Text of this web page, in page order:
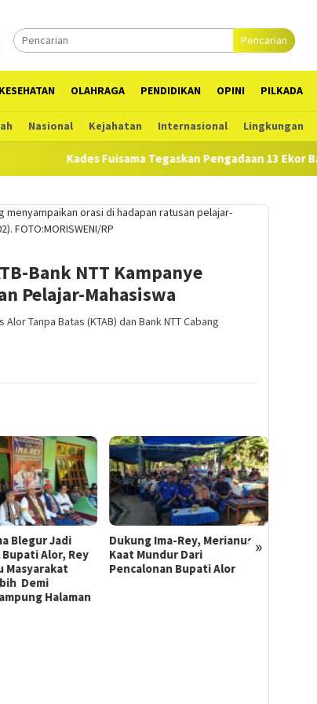
Pencarian
KESEHATAN OLAHRAGA PENDIDIKAN OPINI PILKADA
Nasional Kejahatan Internasional Lingkungan
Kades Fuisama Tegaskan Pengadaan 13 Ekor Babi Sesuai
Bank NTT Kampanye
Pelajar-Mahasiswa
Alor Tanpa Batas (KTAB) dan Bank NTT Cabang
»
Rey, Merianus
Dari
Bupati Alor
MK Hapus Ambang Batas
Parlemen 4 Persen, Berlaku
Mulai 2029